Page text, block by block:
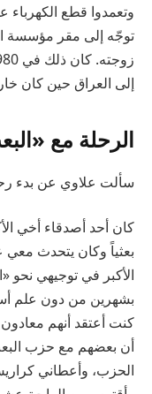
وتعمدوا قطع الكهرباء
توجّه إلى مقر مؤسسة
إلى العراق حين كان
الرحلة مع
سألت علاوي عن بدء
كان أحد أصدقاء أخي
بعثياً وكان يتحدث معي
بشهرين من دون علم
كنت أعتقد أنهم
أن بعضهم مع حزب
الحزب، وأعطاني